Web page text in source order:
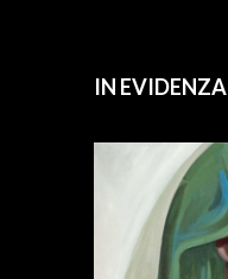
IN EVIDENZA